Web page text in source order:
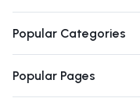
Popular Categories
Popular Pages